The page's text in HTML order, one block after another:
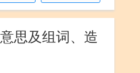
思及组词、造